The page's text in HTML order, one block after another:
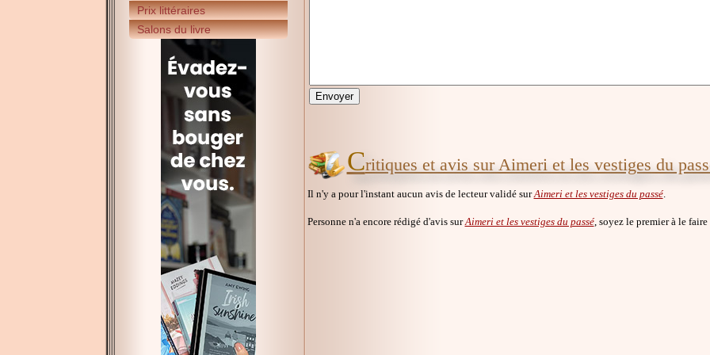
Prix littéraires
Salons du livre
Critiques et avis sur Aimeri et les vestiges du
Il n'y a pour l'instant aucun avis de lecteur validé surAimeri et les vestiges du passé.
Personne n'a encore rédigé d'avis surAimeri et les vestiges du passé, soyez le premier à le faire